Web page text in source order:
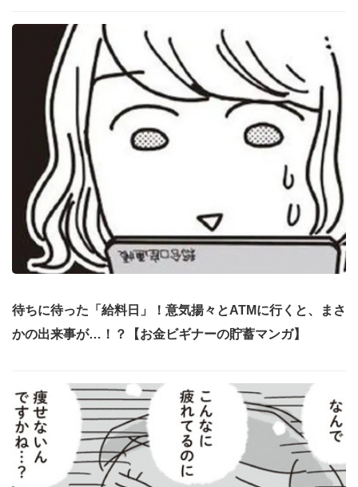
待ちに待った「給料日」！意気揚々とATMに行くと、まさ
かの出来事が…！？【お金ビギナーの貯蓄マンガ】